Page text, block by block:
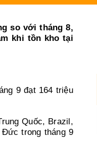
so với tháng 8,
khi tồn kho tại
9 đạt 164 triệu
Quốc, Brazil,
trong tháng 9